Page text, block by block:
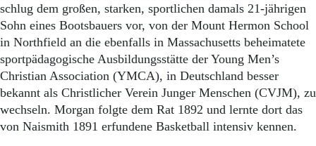
Start
Wer wir sind
Aktuelle Ausgabe
Abonnenten-Login
Abonnent werden
Abo Prämien
Danzig und Westpreußen
Bücher
schlug dem großen, starken, sportlichen damals 21-jährigen
Sohn eines Bootsbauers vor, von der Mount Hermon School
in Northfield an die ebenfalls in Massachusetts beheimatete
sportpädagogische Ausbildungsstätte der Young Men’s
Christian Association (YMCA), in Deutschland besser
bekannt als Christlicher Verein Junger Menschen (CVJM), zu
wechseln. Morgan folgte dem Rat 1892 und lernte dort das
von Naismith 1891 erfundene Basketball intensiv kennen.